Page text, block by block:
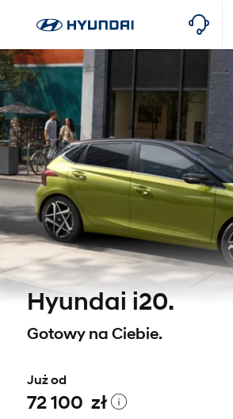
Karlik
Baranowo k/Poznania (Serwis),
Hyundai i20.
Gotowy na Ciebie.
Już od
72 100 zł